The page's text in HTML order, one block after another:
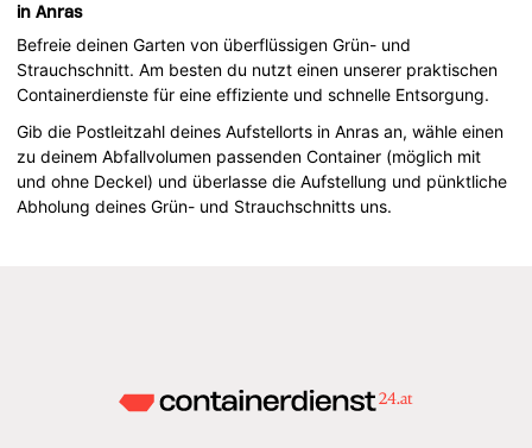
in Anras
Befreie deinen Garten von überflüssigen Grün- und
Strauchschnitt. Am besten du nutzt einen unserer praktischen
Containerdienste für eine effiziente und schnelle Entsorgung.
Gib die Postleitzahl deines Aufstellorts in Anras an, wähle einen
zu deinem Abfallvolumen passenden Container (möglich mit
und ohne Deckel) und überlasse die Aufstellung und pünktliche
Abholung deines Grün- und Strauchschnitts uns.